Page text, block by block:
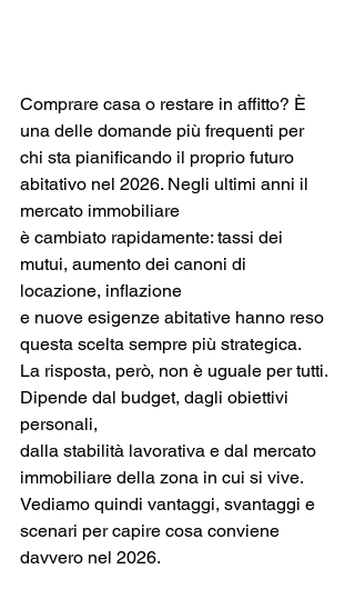
Comprare casa o restare in affitto? È
una delle domande più frequenti per
chi sta pianificando il proprio futuro
abitativo nel 2026. Negli ultimi anni il
mercato immobiliare
è cambiato rapidamente: tassi dei
mutui, aumento dei canoni di
locazione, inflazione
e nuove esigenze abitative hanno reso
questa scelta sempre più strategica.
La risposta, però, non è uguale per tutti.
Dipende dal budget, dagli obiettivi
personali,
dalla stabilità lavorativa e dal mercato
immobiliare della zona in cui si vive.
Vediamo quindi vantaggi, svantaggi e
scenari per capire cosa conviene
davvero nel 2026.